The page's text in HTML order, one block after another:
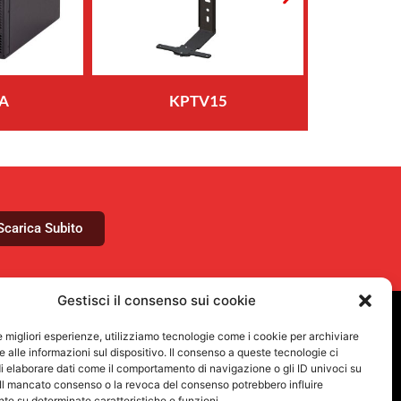
Gestisci il consenso sui cookie
migliori esperienze, utilizziamo tecnologie come i cookie per archiviare
alle informazioni sul dispositivo. Il consenso a queste tecnologie ci
elaborare dati come il comportamento di navigazione o gli ID univoci su
mancato consenso o la revoca del consenso potrebbero influire
KPTV15
Subito
VUOI RIMANERE AGGIORNATO?
Iscriviti alla newsletter